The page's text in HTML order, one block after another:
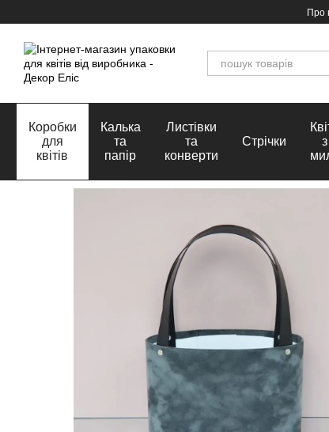
Про
Коробки
для
квітів
Калька
та
папір
Листівки
та
конверти
Стрічки
з